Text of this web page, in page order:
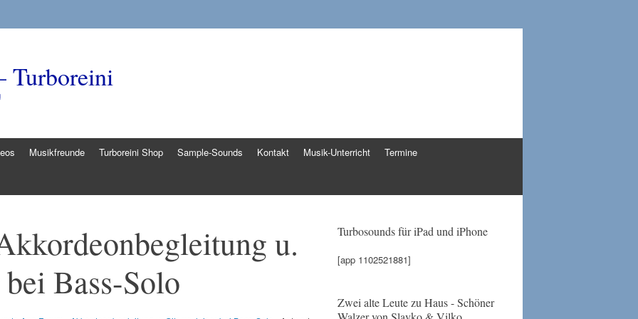
Turboreini
Musikfreunde Turboreini Shop Sample-Sounds Kontakt Musik-Unterricht Termine
u.
Bass-Solo
Turbosounds für iPad und iPhone
[app 1102521881]
Zwei alte Leute zu Haus - Schöner